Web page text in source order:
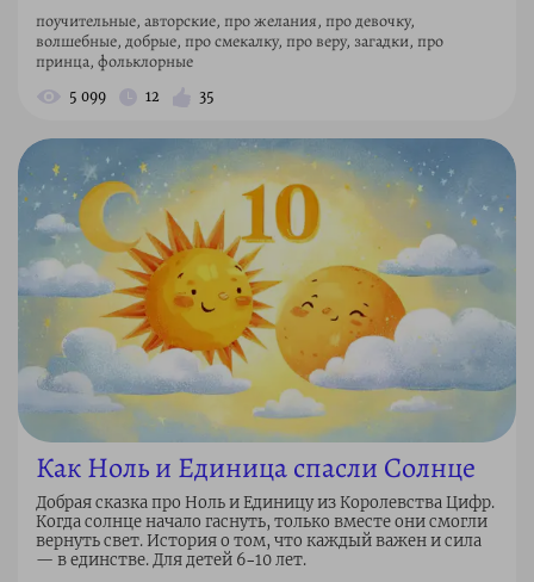
поучительные, авторские, про желания, про девочку,
волшебные, добрые, про смекалку, про веру, загадки, про
принца, фольклорные
5 099 12 35
Как Ноль и Единица спасли Солнце
Добрая сказка про Ноль и Единицу из Королевства Цифр.
Когда солнце начало гаснуть, только вместе они смогли
вернуть свет. История о том, что каждый важен и сила
— в единстве. Для детей 6–10 лет.